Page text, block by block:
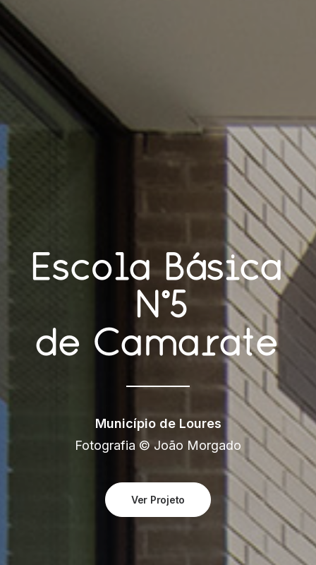
Escola Básica
Nº5
de Camarate
Município de Loures
Fotografia © João Morgado
Ver Projeto